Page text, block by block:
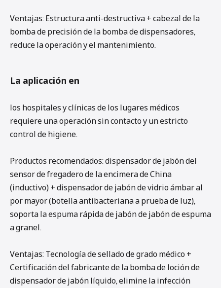
Ventajas: Estructura anti-destructiva + cabezal de la
bomba de precisión de la bomba de dispensadores,
reduce la operación y el mantenimiento.
La aplicación en
los hospitales y clínicas de los lugares médicos
requiere una operación sin contacto y un estricto
control de higiene.
Productos recomendados: dispensador de jabón del
sensor de fregadero de la encimera de China
(inductivo) + dispensador de jabón de vidrio ámbar al
por mayor (botella antibacteriana a prueba de luz),
soporta la espuma rápida de jabón de jabón de espuma
a granel.
Ventajas: Tecnología de sellado de grado médico +
Certificación del fabricante de la bomba de loción de
dispensador de jabón líquido, elimine la infección